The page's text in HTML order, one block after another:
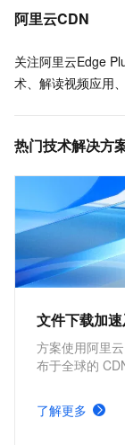
了解CDN默认缓存
阿里云CDN
关注阿里云Edge
术、解读视频应用
热门技术解决方
文件下载加
方案使用阿里
布于全球的
加快文件下载
体验，提高网
了解更多